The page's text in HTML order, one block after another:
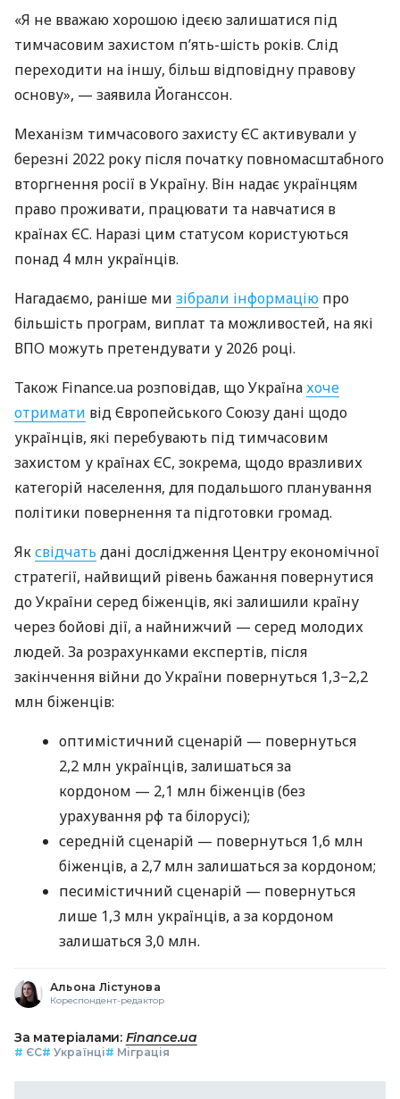
«Я не вважаю хорошою ідеєю залишатися під
тимчасовим захистом п’ять-шість років. Слід
переходити на іншу, більш відповідну правову
основу», — заявила Йоганссон.
Механізм тимчасового захисту ЄС активували у
березні 2022 року після початку повномасштабного
вторгнення росії в Україну. Він надає українцям
право проживати, працювати та навчатися в
країнах ЄС. Наразі цим статусом користуються
понад 4 млн українців.
Нагадаємо, раніше ми зібрали інформацію про
більшість програм, виплат та можливостей, на які
ВПО можуть претендувати у 2026 році.
Також Finance.ua розповідав, що Українахоче
отримати від Європейського Союзу дані щодо
українців, які перебувають під тимчасовим
захистом у країнах ЄС, зокрема, щодо вразливих
категорій населення, для подальшого планування
політики повернення та підготовки громад.
Яксвідчать дані дослідження Центру економічної
стратегії, найвищий рівень бажання повернутися
до України серед біженців, які залишили країну
через бойові дії, а найнижчий — серед молодих
людей. За розрахунками експертів, після
закінчення війни до України повернуться 1,3−2,2
млн біженців:
оптимістичний сценарій — повернуться
2,2 млн українців, залишаться за
кордоном — 2,1 млн біженців (без
урахування рф та білорусі);
середній сценарій — повернуться 1,6 млн
біженців, а 2,7 млн залишаться за кордоном;
песимістичний сценарій — повернуться
лише 1,3 млн українців, а за кордоном
залишаться 3,0 млн.
Альона Лістунова
Кореспондент-редактор
За матеріалами: Finance.ua
# ЄС# Українці# Міграція